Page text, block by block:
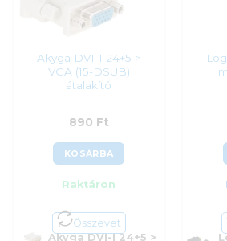
Akyga DVI-I 24+5 >
VGA (15-DSUB)
átalakító
890 Ft
KOSÁRBA
Raktáron
Összevet
Akyga DVI-I 24+5 >